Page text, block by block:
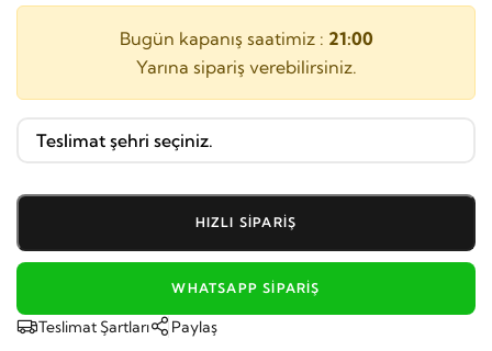
Bugün kapanış saatimiz : 21:00
Yarına sipariş verebilirsiniz.
HIZLI SIPARIŞ
WHATSAPP SIPARIŞ
Teslimat Şartları Paylaş